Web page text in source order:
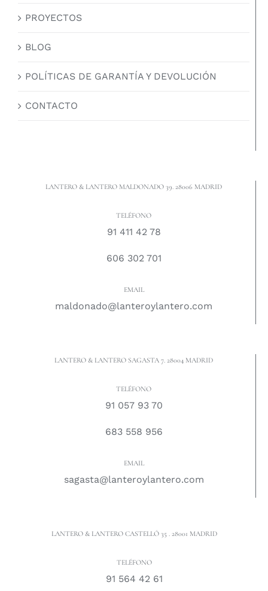
PROYECTOS
BLOG
POLÍTICAS DE GARANTÍA Y DEVOLUCIÓN
CONTACTO
LANTERO & LANTERO MALDONADO 39. 28006 MADRID
TELÉFONO
91 411 42 78
606 302 701
EMAIL
maldonado@lanteroylantero.com
LANTERO & LANTERO SAGASTA 7. 28004 MADRID
TELÉFONO
91 057 93 70
683 558 956
EMAIL
sagasta@lanteroylantero.com
LANTERO & LANTERO CASTELLÓ 35 . 28001 MADRID
TELÉFONO
91 564 42 61